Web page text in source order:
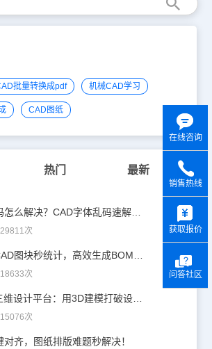
批量转换成pdf 机械CAD学习
CAD图纸
热门 最新
CAD字体乱码怎么解决？CAD字体乱码速解指南
次
次
浩辰青翼二三维设计平台：用3D建模打破设计边界
次
齐，图纸排版难题秒解决！
在线咨询
销售热线
获取报价
问答社区